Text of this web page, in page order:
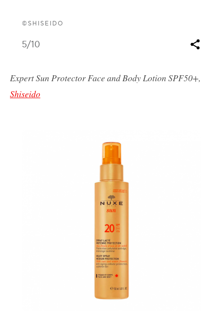
©SHISEIDO
5/10
Expert Sun Protector Face and Body Lotion SPF50+,
Shiseido